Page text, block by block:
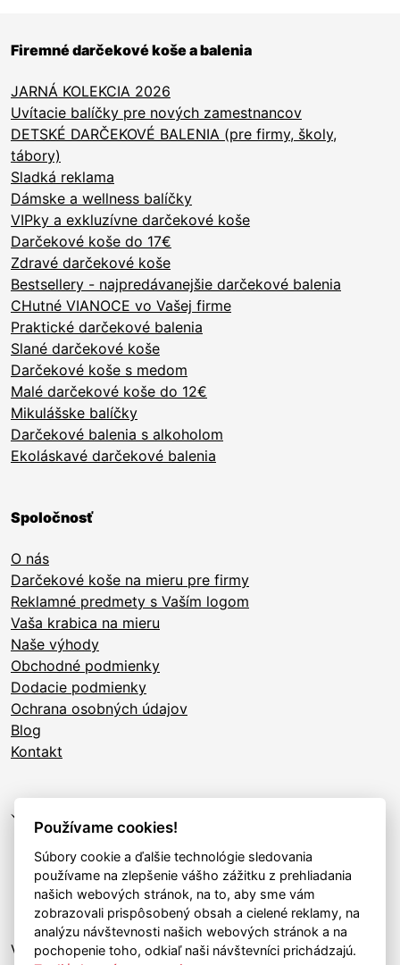
Firemné darčekové koše a balenia
JARNÁ KOLEKCIA 2026
Uvítacie balíčky pre nových zamestnancov
DETSKÉ DARČEKOVÉ BALENIA (pre firmy, školy,
tábory)
Sladká reklama
Dámske a wellness balíčky
VIPky a exkluzívne darčekové koše
Darčekové koše do 17€
Zdravé darčekové koše
Bestsellery - najpredávanejšie darčekové balenia
CHutné VIANOCE vo Vašej firme
Praktické darčekové balenia
Slané darčekové koše
Darčekové koše s medom
Malé darčekové koše do 12€
Mikulášske balíčky
Darčekové balenia s alkoholom
Ekoláskavé darčekové balenia
Spoločnosť
O nás
Darčekové koše na mieru pre firmy
Reklamné predmety s Vaším logom
Vaša krabica na mieru
Naše výhody
Obchodné podmienky
Dodacie podmienky
Ochrana osobných údajov
Blog
Kontakt
Váš spoľahlivý partner pre
Používame cookies!
Súbory cookie a ďalšie technológie sledovania
používame na zlepšenie vášho zážitku z prehliadania
našich webových stránok, na to, aby sme vám
zobrazovali prispôsobený obsah a cielené reklamy, na
analýzu návštevnosti našich webových stránok a na
pochopenie toho, odkiaľ naši návštevníci prichádzajú.